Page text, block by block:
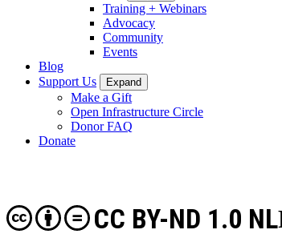
Training + Webinars
Advocacy
Community
Events
Blog
Support Us
Expand
Make a Gift
Open Infrastructure Circle
Donor FAQ
Donate
CC BY-ND 1.0 NL